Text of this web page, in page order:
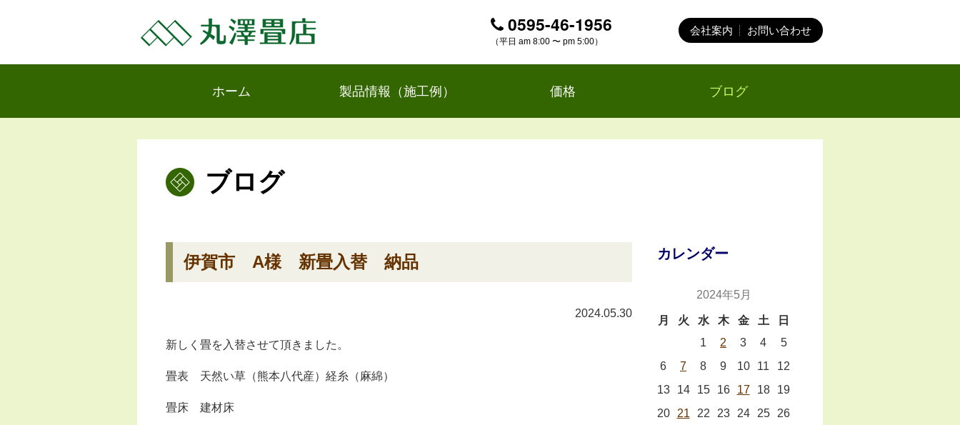
0595-46-1956
（平日 am 8:00 〜 pm 5:00）
会社案内 お問い合わせ
ホーム 製品情報（施工例） 価格 ブログ
ブログ
伊賀市 A様 新畳入替 納品
2024.05.30
新しく畳を入替させて頂きました。
畳表 天然い草（熊本八代産）経糸（麻綿）
畳床 建材床
カレンダー
2024年5月
月 火 水 木 金 土 日
1 2 3 4
5
6
7 8 9 10 11
12
13
14 15 16 17 18
19
20
21 22 23 24 25
26